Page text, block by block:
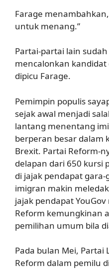
Farage
untuk menang.”
Partai-partai lain
mencalonkan
dipicu Farage.
Pemimpin populis
sejak awal menjadi
lantang menentang
berperan besar dalam
Brexit. Partai Reform-
delapan dari 650 kursi
di jajak pendapat
imigran makin
jajak pendapat
Reform kemungkinan
pemilihan umum bila
Pada bulan Mei, Partai
Reform dalam pemilu